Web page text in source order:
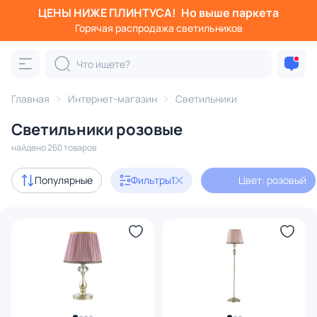
ЦЕНЫ НИЖЕ ПЛИНТУСА! Но выше паркета
Горячая распродажа светильников
Главная Интернет-магазин Светильники
Светильники розовые
найдено 260 товаров
Популярные Фильтры1 Цвет: розовый
Фильтры
Категория:
Люстры Подвесные светильники
Акции 31
В наличии 212